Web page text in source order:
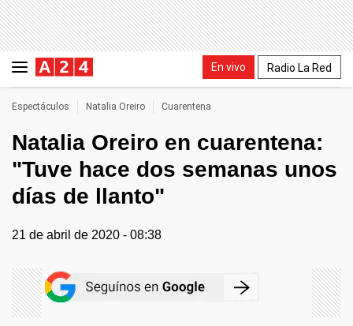
En vivo Radio La Red
Espectáculos Natalia Oreiro Cuarentena
Natalia Oreiro en cuarentena:
"Tuve hace dos semanas unos
días de llanto"
21 de abril de 2020 - 08:38